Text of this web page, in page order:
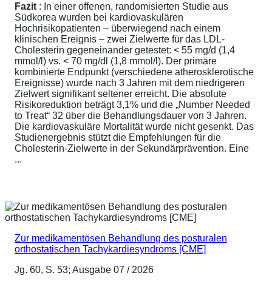
Fazit : In einer offenen, randomisierten Studie aus
Südkorea wurden bei kardiovaskulären
Hochrisikopatienten – überwiegend nach einem
klinischen Ereignis – zwei Zielwerte für das LDL-
Cholesterin gegeneinander getestet: < 55 mg/d (1,4
mmol/l) vs. < 70 mg/dl (1,8 mmol/l). Der primäre
kombinierte Endpunkt (verschiedene atherosklerotische
Ereignisse) wurde nach 3 Jahren mit dem niedrigeren
Zielwert signifikant seltener erreicht. Die absolute
Risikoreduktion beträgt 3,1% und die „Number Needed
to Treat“ 32 über die Behandlungsdauer von 3 Jahren.
Die kardiovaskuläre Mortalität wurde nicht gesenkt. Das
Studienergebnis stützt die Empfehlungen für die
Cholesterin-Zielwerte in der Sekundärprävention. Eine
...
Zur medikamentösen Behandlung des posturalen
orthostatischen Tachykardiesyndroms [CME]
Jg. 60, S. 53; Ausgabe 07 / 2026